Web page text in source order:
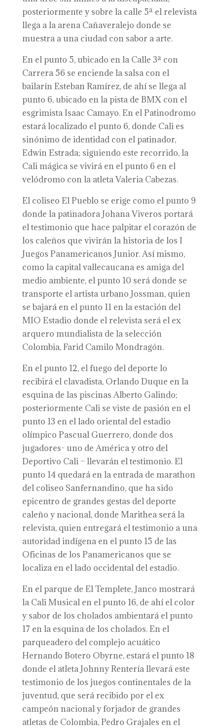
posteriormente y sobre la calle 5ª el relevista
llega a la arena Cañaveralejo donde se
muestra a una ciudad con sabor a arte.
En el punto 5, ubicado en la Calle 3ª con
Carrera 56 se enciende la salsa con el
bailarín Esteban Ramírez, de ahí se llega al
punto 6, ubicado en la pista de BMX con el
esgrimista Isaac Camayo. En el Patinodromo
estará localizado el punto 6, donde Cali es
sinónimo de identidad con el patinador,
Edwin Estrada; siguiendo este recorrido, la
Cali mágica se vivirá en el punto 6 en el
velódromo con la atleta Valeria Cabezas.
El coliseo El Pueblo se erige como el punto 9
donde la patinadora Johana Viveros portará
el testimonio que hace palpitar el corazón de
los caleños que vivirán la historia de los I
Juegos Panamericanos Junior. Así mismo,
como la capital vallecaucana es amiga del
medio ambiente, el punto 10 será donde se
transporte el artista urbano Jossman, quien
se bajará en el punto 11 en la estación del
MIO Estadio donde el relevista será el ex
arquero mundialista de la selección
Colombia, Farid Camilo Mondragón.
En el punto 12, el fuego del deporte lo
recibirá el clavadista, Orlando Duque en la
esquina de las piscinas Alberto Galindo;
posteriormente Cali se viste de pasión en el
punto 13 en el lado oriental del estadio
olímpico Pascual Guerrero, donde dos
jugadores- uno de América y otro del
Deportivo Cali – llevarán el testimonio. El
punto 14 quedará en la entrada de marathon
del coliseo Sanfernandino, que ha sido
epicentro de grandes gestas del deporte
caleño y nacional, donde Marithea será la
relevista, quien entregará el testimonio a una
autoridad indígena en el punto 15 de las
Oficinas de los Panamericanos que se
localiza en el lado occidental del estadio.
En el parque de El Templete, Janco mostrará
la Cali Musical en el punto 16, de ahí el color
y sabor de los cholados ambientará el punto
17 en la esquina de los cholados. En el
parqueadero del complejo acuático
Hernando Botero Obyrne, estará el punto 18
donde el atleta Johnny Rentería llevará este
testimonio de los juegos continentales de la
juventud, que será recibido por el ex
campeón nacional y forjador de grandes
atletas de Colombia, Pedro Grajales en el